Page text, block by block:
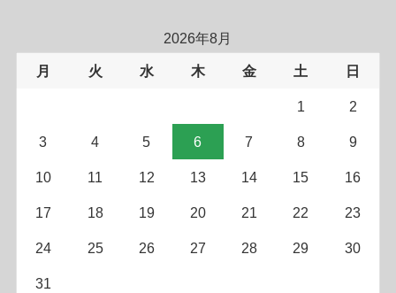
ー
2026年8月
月 火 水 木 金 土 日
1 2
3 4 5 6 7 8 9
10 11 12 13 14 15 16
17 18 19 20 21 22 23
24 25 26 27 28 29 30
31